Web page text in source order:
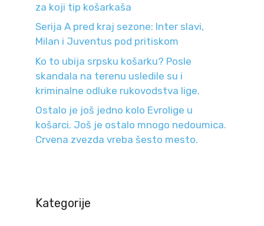
za koji tip košarkaša
Serija A pred kraj sezone: Inter slavi,
Milan i Juventus pod pritiskom
Ko to ubija srpsku košarku? Posle
skandala na terenu usledile su i
kriminalne odluke rukovodstva lige.
Ostalo je još jedno kolo Evrolige u
košarci. Još je ostalo mnogo nedoumica.
Crvena zvezda vreba šesto mesto.
Kategorije